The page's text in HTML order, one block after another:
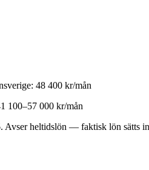
: 48 400 kr/mån
100–57 000 kr/mån
. Avser heltidslön — faktisk lön sätts